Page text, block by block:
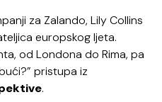
za Zalando, Lily Collins
europskog ljeta.
od Londona do Rima, pa
pristupa iz
.